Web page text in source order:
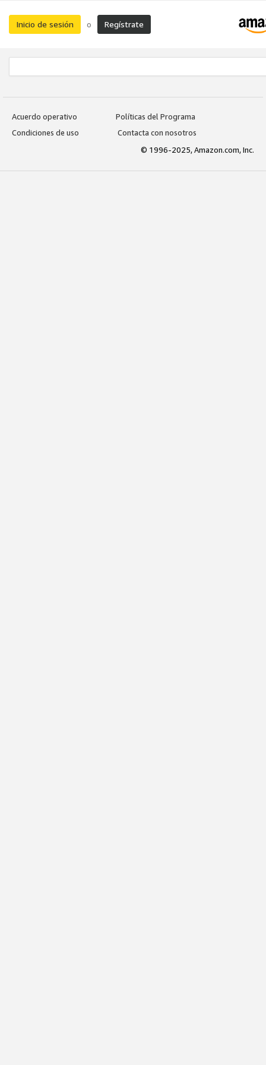
Inicio de sesión o Regístrate
Acuerdo operativo
Políticas del Programa
Condiciones de uso
Contacta con nosotros
© 1996-2025, Amazon.com, Inc.